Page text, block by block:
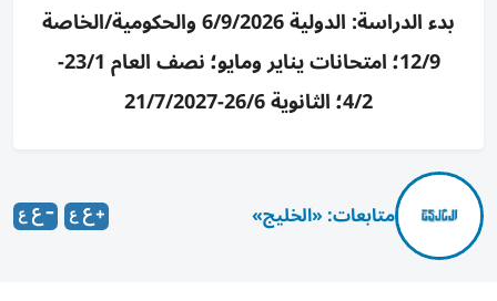
بدء الدراسة: الدولية 6/9/2026 والحكومية/الخاصة
12/9؛ امتحانات يناير ومايو؛ نصف العام 23/1-
4/2؛ الثانوية 26/6-21/7/2027
متابعات: «الخليج»